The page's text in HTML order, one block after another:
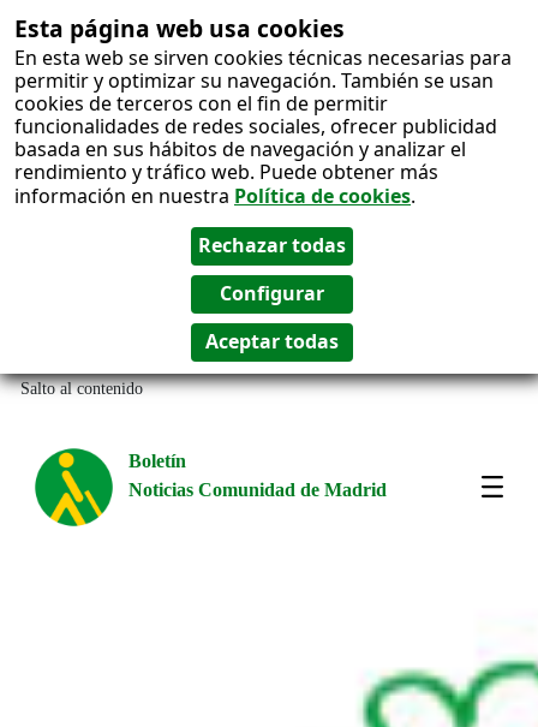
Esta página web usa cookies
En esta web se sirven cookies técnicas necesarias para
permitir y optimizar su navegación. También se usan
cookies de terceros con el fin de permitir
funcionalidades de redes sociales, ofrecer publicidad
basada en sus hábitos de navegación y analizar el
rendimiento y tráfico web. Puede obtener más
información en nuestra Política de cookies.
Salto al contenido
Boletín
Noticias Comunidad de Madrid